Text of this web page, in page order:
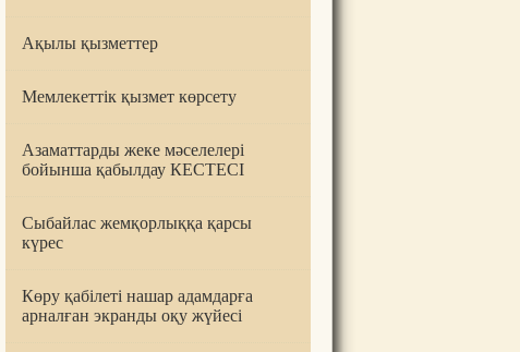
Ақылы қызметтер
Мемлекеттік қызмет көрсету
Азаматтарды жеке мәселелері
бойынша қабылдау КЕСТЕСІ
Сыбайлас жемқорлыққа қарсы
күрес
Көру қабілеті нашар адамдарға
арналған экранды оқу жүйесі